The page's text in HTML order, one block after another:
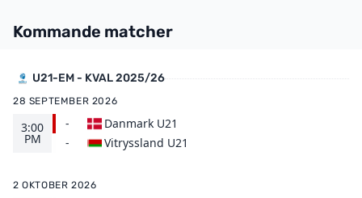
Kommande matcher
U21-EM - KVAL 2025/26
28 SEPTEMBER 2026
3:00
PM
-
-
Danmark U21
Vitryssland U21
2 OKTOBER 2026